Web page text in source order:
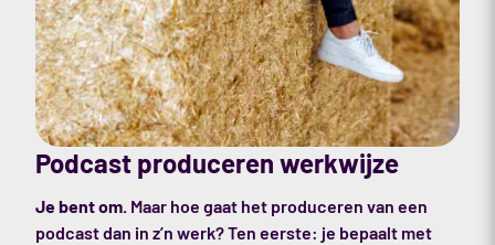
Podcast produceren werkwijze
Je bent om. Maar hoe gaat het produceren van een
podcast dan in z’n werk? Ten eerste: je bepaalt met